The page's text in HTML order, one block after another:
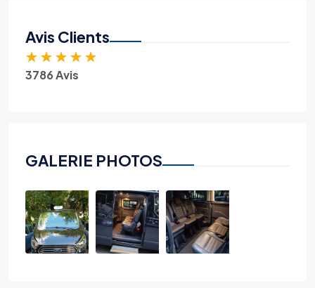
Avis Clients
★ ★ ★ ★ ★
3786 Avis
GALERIE PHOTOS